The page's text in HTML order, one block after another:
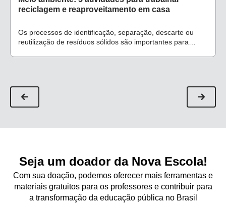
reciclagem e reaproveitamento em casa
Os processos de identificação, separação, descarte ou
reutilização de resíduos sólidos são importantes para
Seja um doador da Nova Escola!
Com sua doação, podemos oferecer mais ferramentas e
materiais gratuitos para os professores e contribuir para
a transformação da educação pública no Brasil